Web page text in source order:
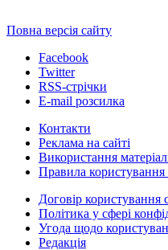
Повна версія сайту
Facebook
Twitter
RSS-стрічки
E-mail розсилка
Контакти
Реклама на сайті
Використання
Правила користування
Договір користування
Політика у сфері
Угода щодо
Редакція